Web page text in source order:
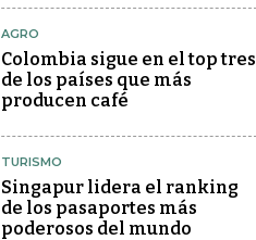
AGRO
Colombia sigue en el top tres
de los países que más
producen café
TURISMO
Singapur lidera el ranking
de los pasaportes más
poderosos del mundo